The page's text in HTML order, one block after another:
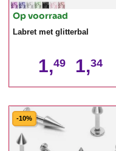
Op voorraad
Labret met glitterbal
1,49 1,34
-10%